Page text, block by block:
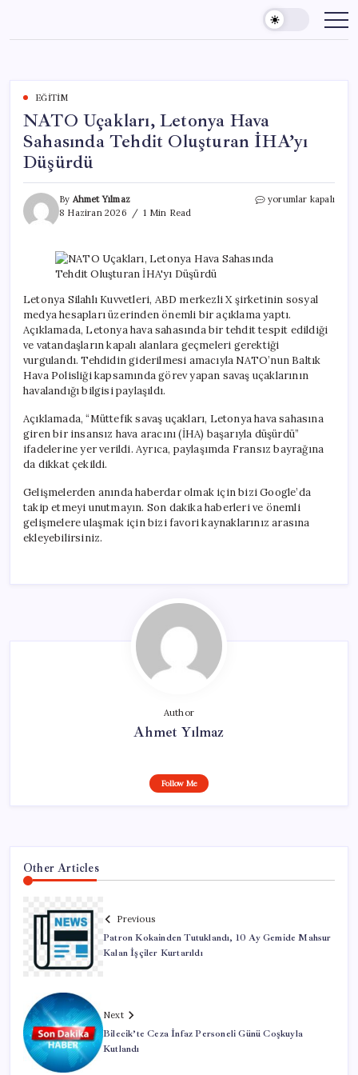
content
EĞITIM
NATO Uçakları, Letonya Hava
Sahasında Tehdit Oluşturan İHA’yı
Düşürdü
By Ahmet Yılmaz
8 Haziran 2026
1 Min Read
NATO
Tehdit
İHA’yı
Düşürdü
için
yorumlar kapalı
Letonya Silahlı Kuvvetleri, ABD merkezli X şirketinin sosyal
medya hesapları üzerinden önemli bir açıklama yaptı.
Açıklamada, Letonya hava sahasında bir tehdit tespit edildiği
ve vatandaşların kapalı alanlara geçmeleri gerektiği
vurgulandı. Tehdidin giderilmesi amacıyla NATO’nun Baltık
Hava Polisliği kapsamında görev yapan savaş uçaklarının
havalandığı bilgisi paylaşıldı.
Açıklamada, “Müttefik savaş uçakları, Letonya hava sahasına
giren bir insansız hava aracını (İHA) başarıyla düşürdü”
ifadelerine yer verildi. Ayrıca, paylaşımda Fransız bayrağına
da dikkat çekildi.
Gelişmelerden anında haberdar olmak için bizi Google’da
takip etmeyi unutmayın. Son dakika haberleri ve önemli
gelişmelere ulaşmak için bizi favori kaynaklarınız arasına
ekleyebilirsiniz.
Author
Ahmet Yılmaz
Follow Me
Other Articles
Previous
Patron Kokainden Tutuklandı, 10 Ay Gemide Mahsur
Kalan İşçiler Kurtarıldı
Next
Bilecik’te Ceza İnfaz Personeli Günü Coşkuyla
Kutlandı